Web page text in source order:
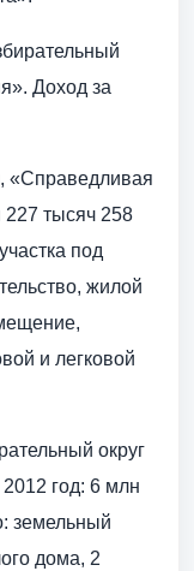
Доход за
«Справедливая
227 тысяч 258
под
жилой
и легковой
округ
год: 6 млн
земельный
дома, 2